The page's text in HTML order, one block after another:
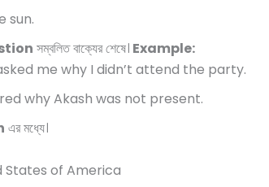
sun.
সম্বলিত বাক্যের শেষে। Example:
me why I didn’t attend the party.
why Akash was not present.
এর মধ্যে।
States of America